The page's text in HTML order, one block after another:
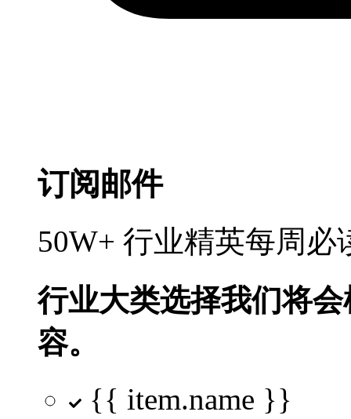
订阅邮件
50W+ 行业精英每周
行业大类选择我们将
容。
{{ item.name }}